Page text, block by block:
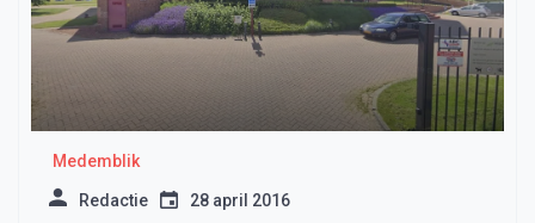
Medemblik
Redactie 28 april 2016